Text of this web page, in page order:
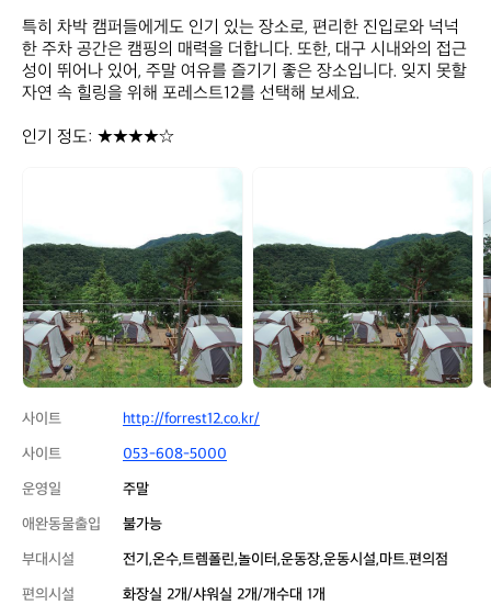
특히 차박 캠퍼들에게도 인기 있는 장소로, 편리한 진입로와 넉넉
한 주차 공간은 캠핑의 매력을 더합니다. 또한, 대구 시내와의 접근
성이 뛰어나 있어, 주말 여유를 즐기기 좋은 장소입니다. 잊지 못할
자연 속 힐링을 위해 포레스트12를 선택해 보세요.
인기 정도: ★★★★☆
트
1
2
트
1
2
1
사이트
http://forrest12.co.kr/
사이트
053-608-5000
운영일
주말
애완동물출입
불가능
부대시설
전기,온수,트렘폴린,놀이터,운동장,운동시설,마트.편의점
편의시설
화장실 2개/샤워실 2개/개수대 1개